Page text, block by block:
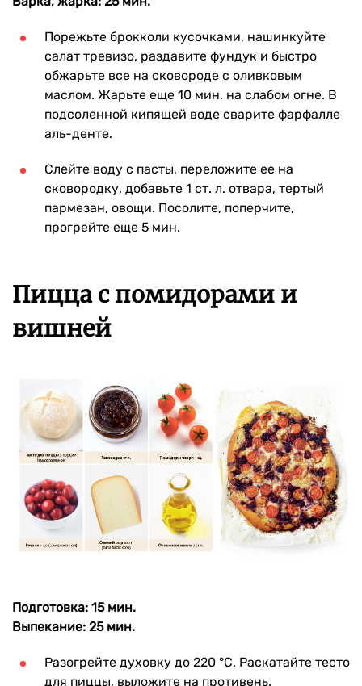
Порежьте брокколи кусочками, нашинкуйте
салат тревизо, раздавите фундук и быстро
обжарьте все на сковороде с оливковым
маслом. Жарьте еще 10 мин. на слабом огне. В
подсоленной кипящей воде сварите фарфалле
аль-денте.
Слейте воду с пасты, переложите ее на
сковородку, добавьте 1 ст. л. отвара, тертый
пармезан, овощи. Посолите, поперчите,
прогрейте еще 5 мин.
Пицца с помидорами и
вишней
Подготовка: 15 мин.
Выпекание: 25 мин.
Разогрейте духовку до 220 °C. Раскатайте тесто
для пиццы, выложите на противень.